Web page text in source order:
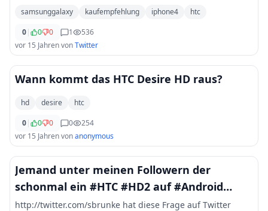
Desire HD. Wer kann mir bei meiner Entscheidung helfen?
hilfe kaufempfehlung followerpo
...
samsunggalaxy kaufempfehlung iphone4
htc
0| 0 0 1
536
vor 15 JahrenvonTwitter
Wann kommt das HTC Desire HD raus?
hd desire
htc
0| 0 0 0
254
vor 15 Jahrenvonanonymous
Jemand unter meinen Followern der
schonmal ein #HTC #HD2 auf #Android
umgepolt hat ?
http://twitter.com/sbrunke hat diese Frage auf Twitter